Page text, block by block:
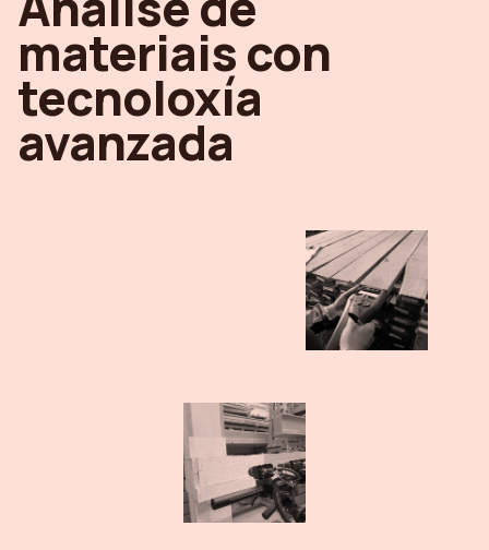
materiais con
tecnoloxía
avanzada